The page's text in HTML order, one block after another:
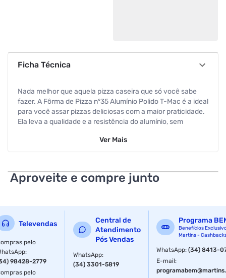
Ficha Técnica
Nada melhor que aquela pizza caseira que só você sabe
fazer. A Fôrma de Pizza n°35 Alumínio Polido T-Mac é a ideal
para você assar pizzas deliciosas com a maior praticidade.
Ela leva a qualidade e a resistência do alumínio, sem
fôrmas tem disponível nos tamanhos n°30, n°35, n°45.
Código de Barras: 7898630582248
Peso Líquido: 236 g
Peso Bruto: 236 g
Especificações
Material
Ver Mais
Aproveite e compre junto
Televendas
pelo
:
98428-2779
pelo
Central de
Atendimento
Pós Vendas
WhatsApp:
(34) 3301-5819
Programa
Benefícios
Martins -
WhatsApp:(34) 8413-
E-mail: